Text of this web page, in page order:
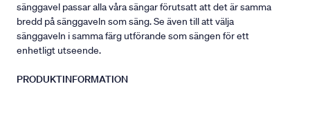
sänggavel passar alla våra sängar förutsatt att det är samma
bredd på sänggaveln som säng. Se även till att välja
sänggaveln i samma färg utförande som sängen för ett
enhetligt utseende.
PRODUKTINFORMATION